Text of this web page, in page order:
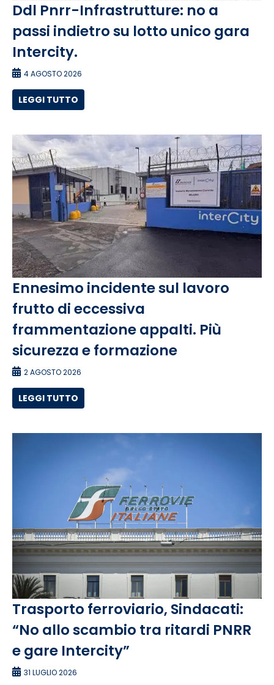
Ddl Pnrr-Infrastrutture: no a
passi indietro su lotto unico gara
Intercity.
4 AGOSTO 2026
LEGGI TUTTO
Ennesimo incidente sul lavoro
frutto di eccessiva
frammentazione appalti. Più
sicurezza e formazione
2 AGOSTO 2026
LEGGI TUTTO
Trasporto ferroviario, Sindacati:
“No allo scambio tra ritardi PNRR
e gare Intercity”
31 LUGLIO 2026